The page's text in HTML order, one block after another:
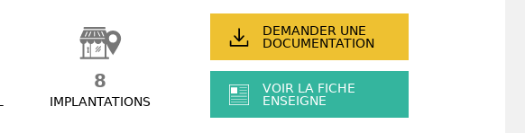
8
IMPLANTATIONS
DEMANDER UNE
DOCUMENTATION
VOIR LA FICHE
ENSEIGNE